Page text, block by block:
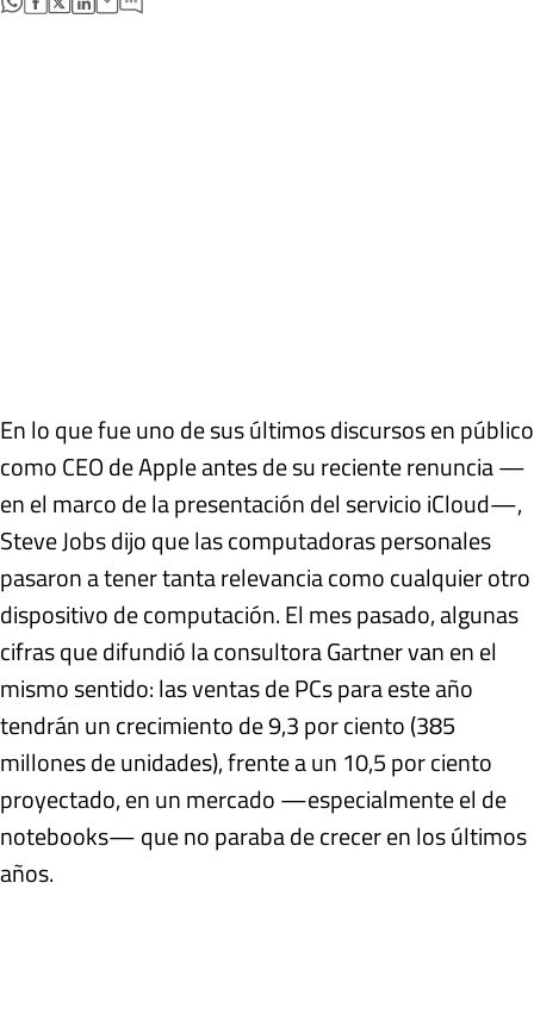
En lo que fue uno de sus últimos discursos en público
como CEO de Apple antes de su reciente renuncia —
en el marco de la presentación del servicio iCloud—,
Steve Jobs dijo que las computadoras personales
pasaron a tener tanta relevancia como cualquier otro
dispositivo de computación. El mes pasado, algunas
cifras que difundió la consultora Gartner van en el
mismo sentido: las ventas de PCs para este año
tendrán un crecimiento de 9,3 por ciento (385
millones de unidades), frente a un 10,5 por ciento
proyectado, en un mercado —especialmente el de
notebooks— que no paraba de crecer en los últimos
años.